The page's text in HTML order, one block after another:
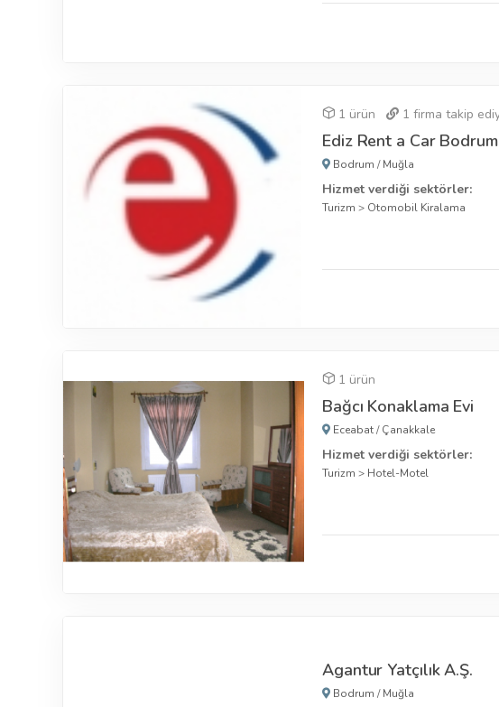
1 ürün 1 firma takip
Ediz Rent a Car Bodrum
Bodrum /Muğla
Hizmet verdiği sektörler:
Turizm > Otomobil Kiralama
1 ürün
Bağcı Konaklama Evi
Eceabat/Çanakkale
Hizmet verdiği sektörler:
Turizm > Hotel-Motel
Agantur Yatçılık A.Ş.
Bodrum /Muğla